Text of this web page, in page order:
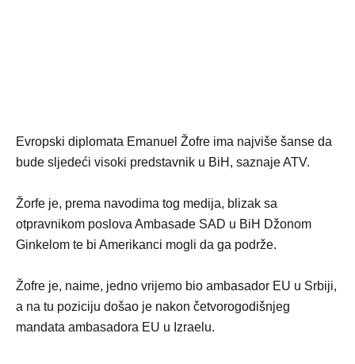
Evropski diplomata Emanuel Žofre ima najviše šanse da
bude sljedeći visoki predstavnik u BiH, saznaje ATV.
Žorfe je, prema navodima tog medija, blizak sa
otpravnikom poslova Ambasade SAD u BiH Džonom
Ginkelom te bi Amerikanci mogli da ga podrže.
Žofre je, naime, jedno vrijemo bio ambasador EU u Srbiji,
a na tu poziciju došao je nakon četvorogodišnjeg
mandata ambasadora EU u Izraelu.